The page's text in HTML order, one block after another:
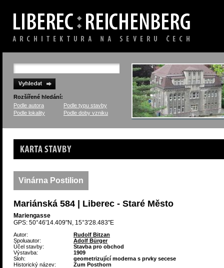
Rozšířené hledání:
Podle autora
Podle typu stavby
Podle lokality
Podle doby vzniku
Karta stavby
Vinárna Postilion
Mariánská 584 | Liberec - Staré Město
Mariengasse
GPS: 50°46'14.409"N, 15°3'28.483"E
Autor:
Rudolf Bitzan
Spoluautor:
Adolf Bürger
Účel stavby:
Stavba pro obchod
Výstavba:
1909
Sloh:
geometrizující moderna s prvky secese
Historický název:
Zum Posthorn